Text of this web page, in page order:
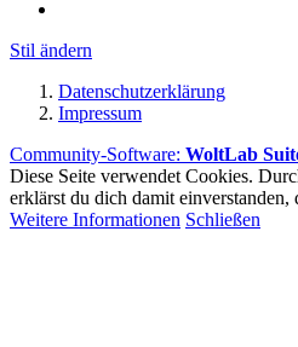
Stil ändern
Datenschutzerklärung
Impressum
Community-Software: WoltLab
Diese Seite verwendet Cookies.
erklärst du dich damit einverstanden,
Weitere Informationen Schließen